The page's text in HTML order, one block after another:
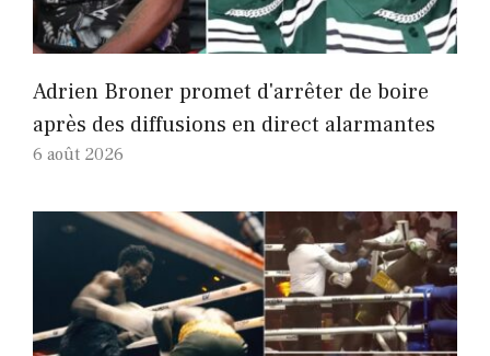
Adrien Broner promet d'arrêter de boire
après des diffusions en direct alarmantes
6 août 2026